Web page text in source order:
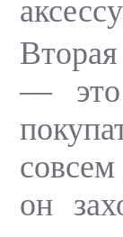
— это
он